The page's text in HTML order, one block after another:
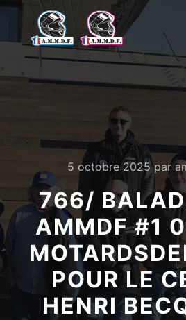
5 octobre 2025par
766/
AMMDF #1
POUR LE
HENRI